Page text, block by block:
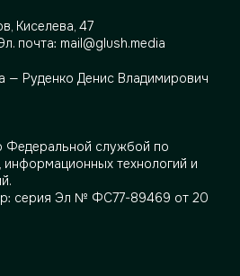
Киселева, 47
почта: mail@glush.media
— Руденко Денис Владимирович
Федеральной службой по
информационных технологий и
серия Эл № ФС77-89469 от 20